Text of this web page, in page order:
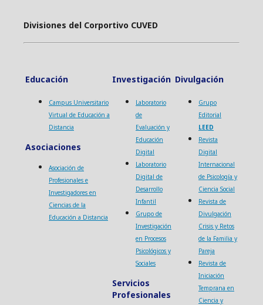
Divisiones del Corportivo CUVED
Educación Investigación Divulgación
Campus Universitario
Virtual de Educación a
Distancia
Asociaciones
Asociación de
Profesionales e
Investigadores en
Ciencias de la
Educación a Distancia
Laboratorio
de
Evaluación y
Educación
Digital
Laboratorio
Digital de
Desarrollo
Infantil
Grupo de
Investigación
en Procesos
Psicológicos y
Sociales
Servicios
Profesionales
Grupo
Editorial
LEED
Revista
Digital
Internacional
de Psicología y
Ciencia Social
Revista de
Divulgación
Crisis y Retos
de la Familia y
Pareja
Revista de
Iniciación
Temprana en
Ciencia y